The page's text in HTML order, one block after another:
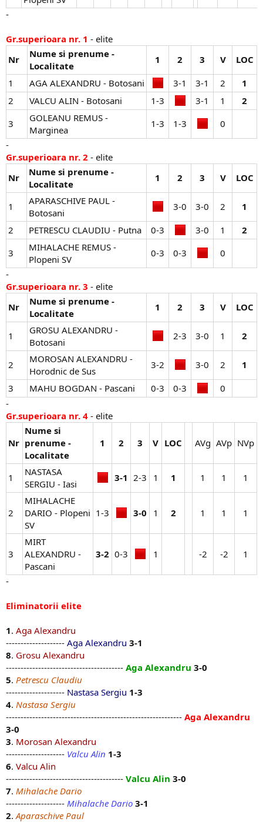
-
Gr.superioara nr. 1 - elite
Nr
Nume si prenume -
Localitate
1 2 3 V
LOC
1
AGA ALEXANDRU - Botosani 3-1​ 3-1​ 2​
1
2
VALCU ALIN - Botosani 1-3​ 3-1​ 1​
2
3
GOLEANU REMUS -
Marginea
1-3​ 1-3​
0​
-
Gr.superioara nr. 2 - elite
Nr
Nume si prenume -
Localitate
1 2 3 V LOC
1
APARASCHIVE PAUL -
Botosani
3-0​ 3-0​ 2​
1
2
PETRESCU CLAUDIU - Putna 0-3​ 3-0​ 1​
2
3
MIHALACHE REMUS -
Plopeni SV
0-3​ 0-3​
0​
-
Gr.superioara nr. 3 - elite
Nr
Nume si prenume -
Localitate
1 2 3 V LOC
1
GROSU ALEXANDRU -
Botosani
2-3​ 3-0​ 1​ 2
2
MOROSAN ALEXANDRU -
Horodnic de Sus
3-2​ 3-0​ 2​
1
3
MAHU BOGDAN - Pascani 0-3​ 0-3​
0​
-
Gr.superioara nr. 4 - elite
Nr
Nume si
prenume -
Localitate
1 2 3 V LOC AVg​ AVp​ NVp​
1
NASTASA
SERGIU - Iasi
3-1 2-3​ 1​ 1 1​ 1​ 1​
2
MIHALACHE
DARIO - Plopeni
SV
1-3​ 3-0 1​ 2 1​ 1​ 1​
3
MIRT
ALEXANDRU -
Pascani
3-2 0-3​ 1​ -2​ -2​ 1​
-
Eliminatorii elite
1. Aga Alexandru
-------------------- Aga Alexandru 3-1
8. Grosu Alexandru
---------------------------------------- Aga Alexandru 3-0
5. Petrescu Claudiu
-------------------- Nastasa Sergiu 1-3
4. Nastasa Sergiu
------------------------------------------------------------ Aga Alexandru
3-0
3. Morosan Alexandru
-------------------- Valcu Alin 1-3
6. Valcu Alin
---------------------------------------- Valcu Alin 3-0
7. Mihalache Dario
-------------------- Mihalache Dario 3-1
2. Aparaschive Paul